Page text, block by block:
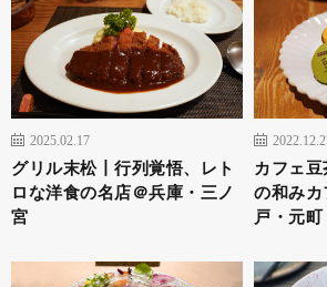
2025.02.17
グリル末松丨行列覚悟、レト
ロな洋食の名店＠兵庫・三ノ
宮
カフェ
の和みカ
戸・元町